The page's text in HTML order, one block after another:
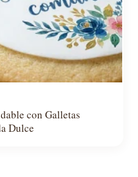
con Galletas
Dulce